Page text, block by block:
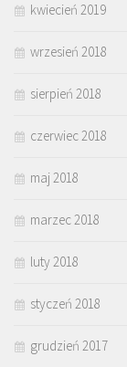
kwiecień 2019
wrzesień 2018
sierpień 2018
czerwiec 2018
maj 2018
marzec 2018
luty 2018
styczeń 2018
grudzień 2017